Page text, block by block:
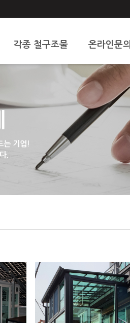
각종 철구조물 온라인문의
온라인문의
는 기업!
.